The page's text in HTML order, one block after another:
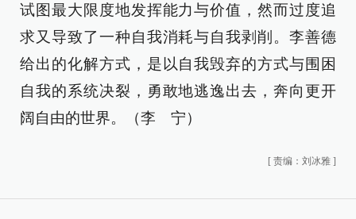
试图最大限度地发挥能力与价值，然而过度追
求又导致了一种自我消耗与自我剥削。李善德
给出的化解方式，是以自我毁弃的方式与围困
自我的系统决裂，勇敢地逃逸出去，奔向更开
阔自由的世界。（李 宁）
[ 责编：刘冰雅 ]